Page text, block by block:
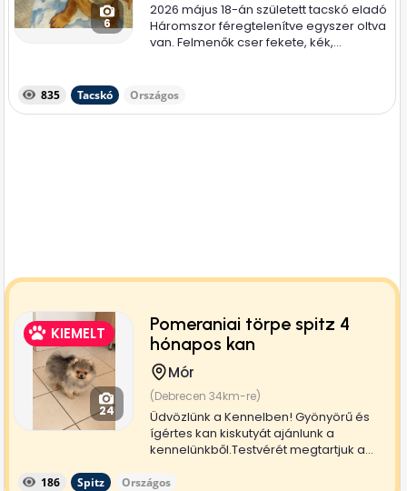
6
2026 május 18-án született tacskó eladó
Háromszor féregtelenítve egyszer oltva
van. Felmenők cser fekete, kék,...
835 Tacskó Országos
KIEMELT
24
Pomeraniai törpe spitz 4
hónapos kan
Mór
(Debrecen 34km-re)
Üdvözlünk a Kennelben! Gyönyörű és
ígértes kan kiskutyát ajánlunk a
kennelünkből.Testvérét megtartjuk a...
186 Spitz Országos